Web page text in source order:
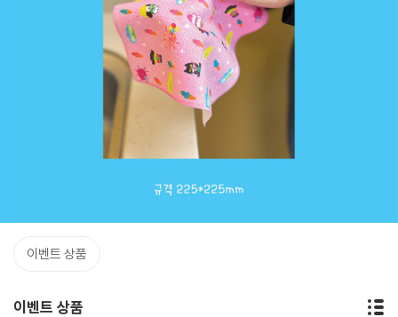
이벤트 상품
이벤트 상품